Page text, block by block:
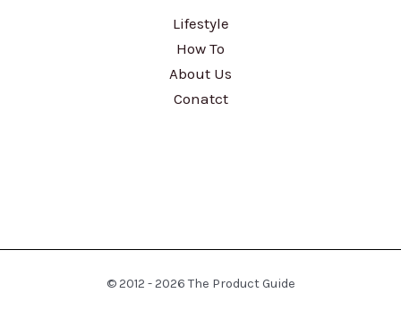
Lifestyle
How To
About Us
Conatct
© 2012 - 2026 The Product Guide